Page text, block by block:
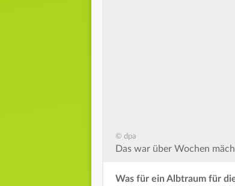
© dpa
Das war über Wochen
Was für ein Albtraum für